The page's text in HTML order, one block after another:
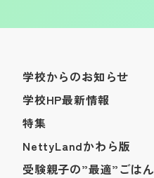
学校からのお知らせ
学校HP最新情報
特集
NettyLandかわら版
受験親子の”最適”ごはん